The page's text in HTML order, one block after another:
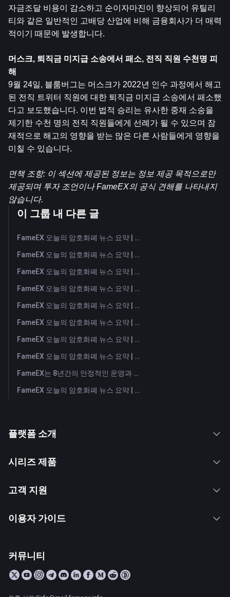
자금조달 비용이 감소하고 순이자마진이 향상되어 유틸리
티와 같은 일반적인 고배당 산업에 비해 금융회사가 더 매력
적이기 때문에 발생합니다.
머스크, 퇴직금 미지급 소송에서 패소, 전직 직원 수천명 피
해
9월 24일, 블룸버그는 머스크가 2022년 인수 과정에서 해고
된 전직 트위터 직원에 대한 퇴직금 미지급 소송에서 패소했
다고 보도했습니다. 이번 법적 승리는 유사한 중재 소송을
제기한 수천 명의 전직 직원들에게 선례가 될 수 있으며 잠
재적으로 해고의 영향을 받는 많은 다른 사람들에게 영향을
미칠 수 있습니다.
면책 조항: 이 섹션에 제공된 정보는 정보 제공 목적으로만
제공되며 투자 조언이나 FameEX의 공식 견해를 나타내지
않습니다.
이 그룹 내 다른 글
FameEX 오늘의 암호화폐 뉴스 요약 | 2026년 8월 7일
FameEX 오늘의 암호화폐 뉴스 요약 | 2026년 8월 6일
FameEX 오늘의 암호화폐 뉴스 요약 | 2026년 8월 5일
FameEX 오늘의 암호화폐 뉴스 요약 | 2026년 8월 4일
FameEX 오늘의 암호화폐 뉴스 요약 | 2026년 8월 3일
FameEX 오늘의 암호화폐 뉴스 요약 | 2026년 7월 31일
FameEX 오늘의 암호화폐 뉴스 요약 | 2026년 7월 30일
FameEX 오늘의 암호화폐 뉴스 요약 | 2026년 7월 29일
FameEX는 8년간의 안정적인 운영과 글로벌 성장을 통해 사용자 신뢰를 더욱 강화했습니다
FameEX 오늘의 암호화폐 뉴스 요약 | 2026년 7월 28일
플랫폼 소개
시리즈 제품
고객 지원
이용자 가이드
커뮤니티